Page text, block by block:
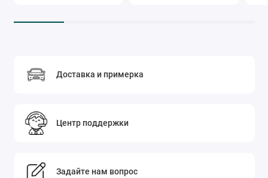
Доставка и примерка
Центр поддержки
Задайте нам вопрос